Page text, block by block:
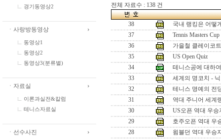
경기동영상2
ㆍ사랑방동영상
동영상1
동영상2
동영상3(분류별)
ㆍ자료실
이론과실전&칼럼
테니스자료실
ㆍ선수사진
전체 자료수 : 138 건
38
국내 랭킹은 어떻
37
Tennis Masters Cup
36
가을철 클레이코
35
US Open Quiz
34
테니스공에 대하여
33
세계의 명코치 -
32
테니스 명예의 전
31
역대 주니어 세계
30
US오픈 역대 우승
29
호주오픈 역대 우
28
윔블던 역대 우승